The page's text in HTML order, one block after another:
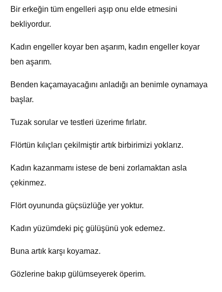
Bir erkeğin tüm engelleri aşıp onu elde etmesini
bekliyordur.
Kadın engeller koyar ben aşarım, kadın engeller koyar
ben aşarım.
Benden kaçamayacağını anladığı an benimle oynamaya
başlar.
Tuzak sorular ve testleri üzerime fırlatır.
Flörtün kılıçları çekilmiştir artık birbirimizi yoklarız.
Kadın kazanmamı istese de beni zorlamaktan asla
çekinmez.
Flört oyununda güçsüzlüğe yer yoktur.
Kadın yüzümdeki piç gülüşünü yok edemez.
Buna artık karşı koyamaz.
Gözlerine bakıp gülümseyerek öperim.